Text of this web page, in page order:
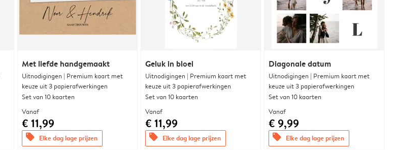
Met liefde handgemaakt
Uitnodigingen | Premium kaart met
keuze uit 3 papierafwerkingen
Set van 10 kaarten
Vanaf
€ 11,99
offers Elke dag lage prijzen
Geluk in bloei
Uitnodigingen | Premium kaart met
keuze uit 3 papierafwerkingen
Set van 10 kaarten
Vanaf
€ 11,99
offers Elke dag lage prijzen
Diagonale datum
Uitnodigingen | Premium kaart met
keuze uit 3 papierafwerkingen
Set van 10 kaarten
Vanaf
€ 9,99
offers Elke dag lage prijzen